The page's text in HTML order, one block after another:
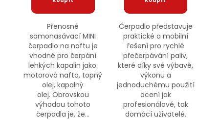
Přenosné
samonasávací MINI
čerpadlo na naftu je
vhodné pro čerpání
lehkých kapalin jako:
motorová nafta, topný
olej, kapalný
olej. Obrovskou
výhodou tohoto
čerpadla je, že...
Čerpadlo představuje
praktické a mobilní
řešení pro rychlé
přečerpávání paliv,
které díky své výbavě,
výkonu a
jednoduchému použití
ocení jak
profesionálové, tak
domácí uživatelé.